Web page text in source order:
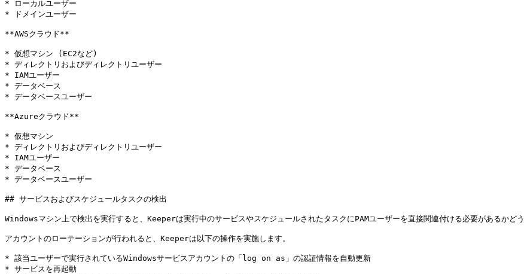
* ローカルユーザー
* ドメインユーザー
**AWSクラウド**
* 仮想マシン (EC2など)
* ディレクトリおよびディレクトリユーザー
* IAMユーザー
* データベース
* データベースユーザー
**Azureクラウド**
* 仮想マシン
* ディレクトリおよびディレクトリユーザー
* IAMユーザー
* データベース
* データベースユーザー
## サービスおよびスケジュールタスクの検出
Windowsマシン上で検出を実行すると、Keeperは実行中のサービスやスケジュールされたタスクにPAMユーザーを直接関連付ける必要があるかどう
アカウントのローテーションが行われると、Keeperは以下の操作を実施します。
* 該当ユーザーで実行されているWindowsサービスアカウントの「log on as」の認証情報を自動更新
* サービスを再起動